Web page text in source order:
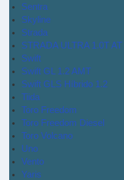
Sentra
Skyline
Strada
STRADA ULTRA 1.0T AT
Swift
Swift GL 1.2 AMT
Swift GLS Híbrido 1.2
Tiida
Toro Freedom
Toro Freedom Diesel
Toro Volcano
Uno
Vento
Yaris